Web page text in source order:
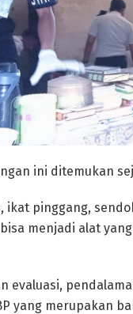
ini ditemukan
ikat pinggang,
menjadi alat
evaluasi,
yang merupakan